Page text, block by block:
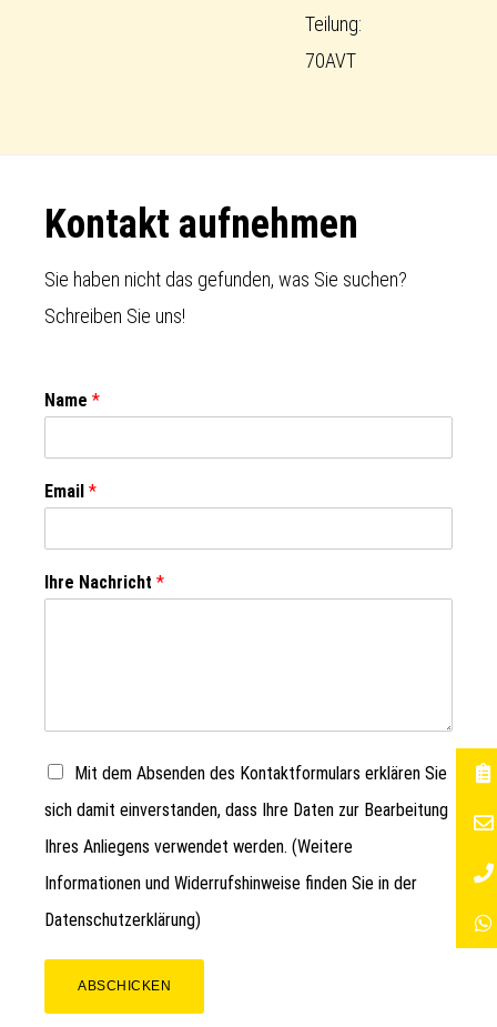
Teilung:
70AVT
Footer
Kontakt aufnehmen
Sie haben nicht das gefunden, was Sie suchen?
Schreiben Sie uns!
Name *
Email *
Ihre Nachricht *
Mit dem Absenden des Kontaktformulars erklären Sie
sich damit einverstanden, dass Ihre Daten zur Bearbeitung
Ihres Anliegens verwendet werden. (Weitere
Informationen und Widerrufshinweise finden Sie in der
Datenschutzerklärung)
ABSCHICKEN